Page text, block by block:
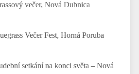
večer, Nová Dubnica
Večer Fest, Horná Poruba
setkání na konci světa – Nová